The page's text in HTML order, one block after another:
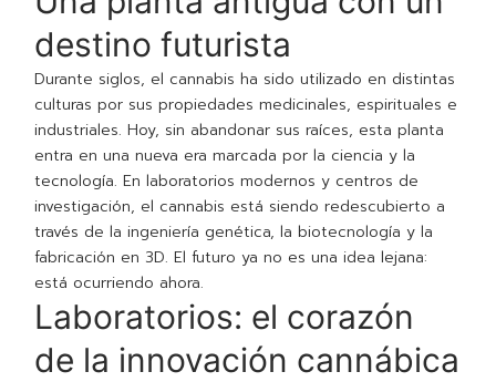
destino futurista
Durante siglos, el cannabis ha sido utilizado en distintas
culturas por sus propiedades medicinales, espirituales e
industriales. Hoy, sin abandonar sus raíces, esta planta
entra en una nueva era marcada por la ciencia y la
tecnología. En laboratorios modernos y centros de
investigación, el cannabis está siendo redescubierto a
través de la ingeniería genética, la biotecnología y la
fabricación en 3D. El futuro ya no es una idea lejana:
está ocurriendo ahora.
Laboratorios: el corazón
de la innovación cannábica